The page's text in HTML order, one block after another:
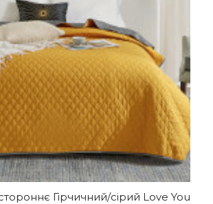
Гірчичний/сірий Love You